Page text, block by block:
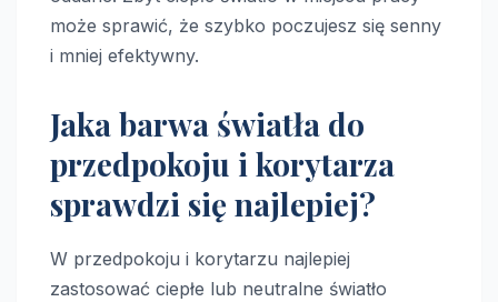
może sprawić, że szybko poczujesz się senny
i mniej efektywny.
Jaka barwa światła do
przedpokoju i korytarza
sprawdzi się najlepiej?
W przedpokoju i korytarzu najlepiej
zastosować ciepłe lub neutralne światło